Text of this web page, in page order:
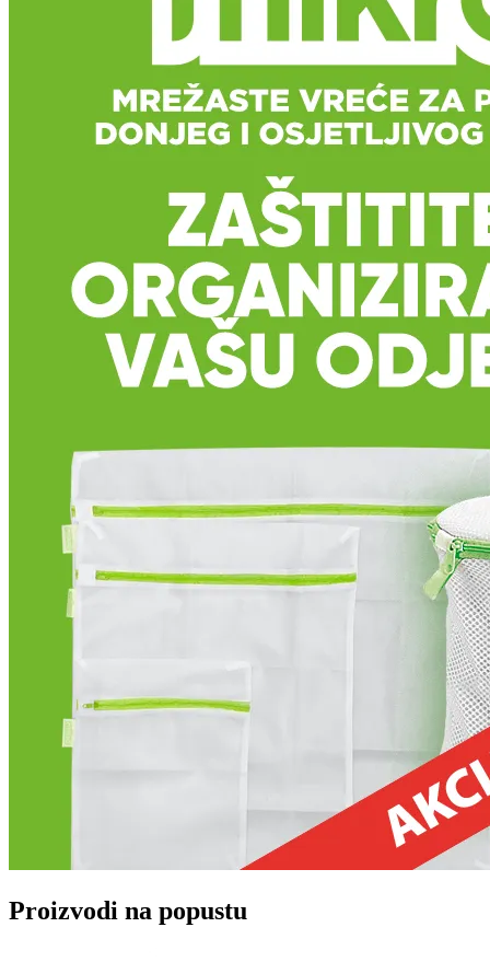
Proizvodi na popustu